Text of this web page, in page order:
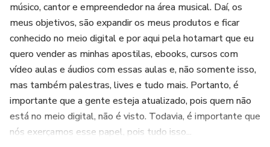
músico, cantor e empreendedor na área musical. Daí, os
meus objetivos, são expandir os meus produtos e ficar
conhecido no meio digital e por aqui pela hotamart que eu
quero vender as minhas apostilas, ebooks, cursos com
vídeo aulas e áudios com essas aulas e, não somente isso,
mas também palestras, lives e tudo mais. Portanto, é
importante que a gente esteja atualizado, pois quem não
está no meio digital, não é visto. Todavia, é importante que
nós exerçamos esse papel, pois tudo isso...